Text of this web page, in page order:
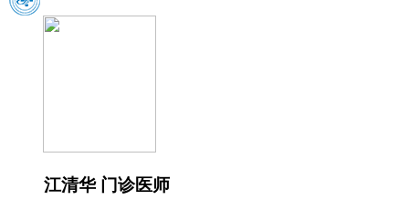
江清华 门诊医师